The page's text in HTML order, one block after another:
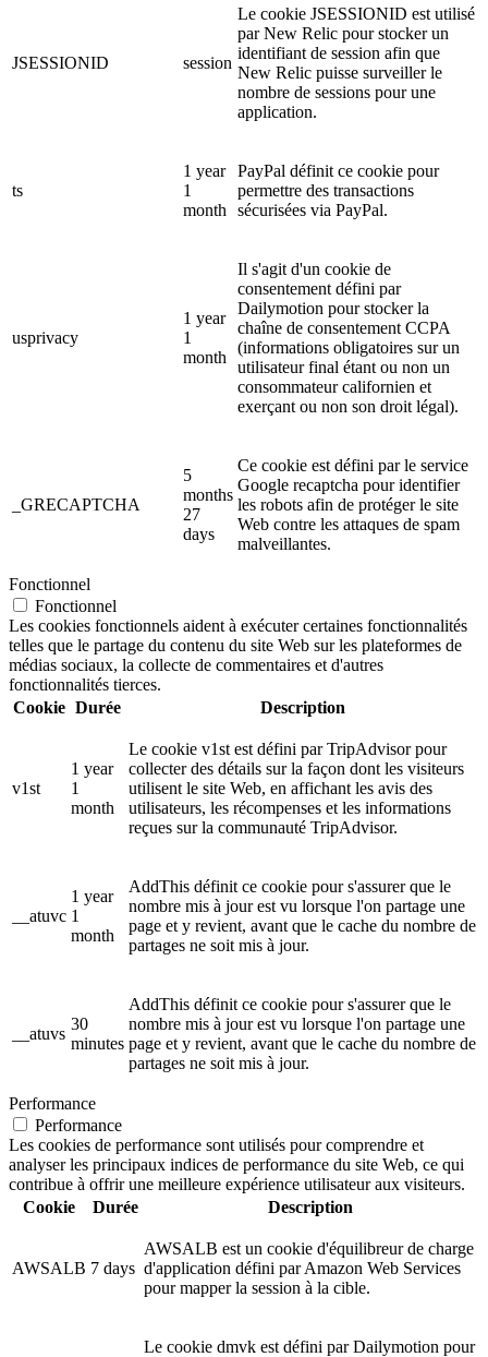
JSESSIONID session
Le cookie JSESSIONID est utilisé
par New Relic pour stocker un
identifiant de session afin que
New Relic puisse surveiller le
nombre de sessions pour une
application.
ts
1 year
1
month
PayPal définit ce cookie pour
permettre des transactions
sécurisées via PayPal.
usprivacy
1 year
1
month
Il s'agit d'un cookie de
consentement défini par
Dailymotion pour stocker la
chaîne de consentement CCPA
(informations obligatoires sur un
utilisateur final étant ou non un
consommateur californien et
exerçant ou non son droit légal).
_GRECAPTCHA
5
months
27
days
Ce cookie est défini par le service
Google recaptcha pour identifier
les robots afin de protéger le site
Web contre les attaques de spam
malveillantes.
Fonctionnel
Fonctionnel
Les cookies fonctionnels aident à exécuter certaines fonctionnalités
telles que le partage du contenu du site Web sur les plateformes de
médias sociaux, la collecte de commentaires et d'autres
fonctionnalités tierces.
Cookie Durée Description
v1st
1 year
1
month
Le cookie v1st est défini par TripAdvisor pour
collecter des détails sur la façon dont les visiteurs
utilisent le site Web, en affichant les avis des
utilisateurs, les récompenses et les informations
reçues sur la communauté TripAdvisor.
__atuvc
1 year
1
month
AddThis définit ce cookie pour s'assurer que le
nombre mis à jour est vu lorsque l'on partage une
page et y revient, avant que le cache du nombre de
partages ne soit mis à jour.
__atuvs
30
minutes
AddThis définit ce cookie pour s'assurer que le
nombre mis à jour est vu lorsque l'on partage une
page et y revient, avant que le cache du nombre de
partages ne soit mis à jour.
Performance
Performance
Les cookies de performance sont utilisés pour comprendre et
analyser les principaux indices de performance du site Web, ce qui
contribue à offrir une meilleure expérience utilisateur aux visiteurs.
Cookie
Durée Description
AWSALB 7 days
AWSALB est un cookie d'équilibreur de charge
d'application défini par Amazon Web Services
pour mapper la session à la cible.
Le cookie dmvk est défini par Dailymotion pour